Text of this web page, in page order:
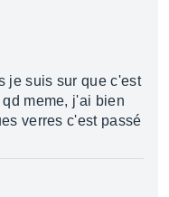
je suis sur que c'est
meme, j'ai bien
verres c'est passé